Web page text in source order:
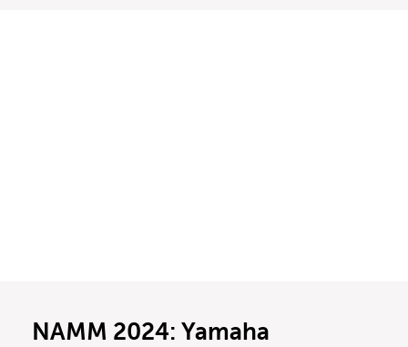
NAMM 2024: Yamaha